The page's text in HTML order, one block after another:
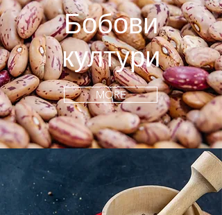
Бобови
култури
MORE